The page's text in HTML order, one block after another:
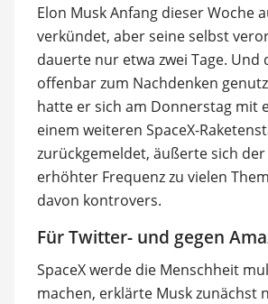
Elon Musk Anfang dieser Woche
verkündet, aber seine selbst
dauerte nur etwa zwei Tage. Und
offenbar zum Nachdenken
hatte er sich am Donnerstag mit
einem weiteren SpaceX-
zurückgemeldet, äußerte sich der
erhöhter Frequenz zu vielen
davon kontrovers.
Für Twitter- und gegen
SpaceX werde die Menschheit
machen, erklärte Musk zunächst